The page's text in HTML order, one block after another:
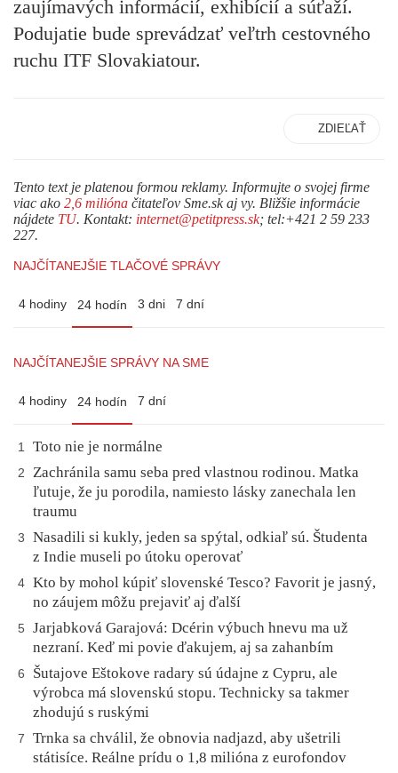
zaujímavých informácií, exhibícií a súťaží.
Podujatie bude sprevádzať veľtrh cestovného
ruchu ITF Slovakiatour.
ZDIEĽAŤ
Tento text je platenou formou reklamy. Informujte o svojej firme
viac ako 2,6 milióna čitateľov Sme.sk aj vy. Bližšie informácie
nájdete TU. Kontakt: internet@petitpress.sk; tel:+421 2 59 233
227.
NAJČÍTANEJŠIE TLAČOVÉ SPRÁVY
4 hodiny 24 hodín 3 dni 7 dní
NAJČÍTANEJŠIE SPRÁVY NA SME
4 hodiny 24 hodín 7 dní
1 Toto nie je normálne
2
Zachránila samu seba pred vlastnou rodinou. Matka
ľutuje, že ju porodila, namiesto lásky zanechala len
traumu
3
Nasadili si kukly, jeden sa spýtal, odkiaľ sú. Študenta
z Indie museli po útoku operovať
4 Kto by mohol kúpiť slovenské Tesco? Favorit je jasný,
no záujem môžu prejaviť aj ďalší
5
Jarjabková Garajová: Dcérin výbuch hnevu ma už
nezraní. Keď mi povie ďakujem, aj sa zahanbím
6
Šutajove Eštokove radary sú údajne z Cypru, ale
výrobca má slovenskú stopu. Technicky sa takmer
zhodujú s ruskými
7
Trnka sa chválil, že obnovia nadjazd, aby ušetrili
státisíce. Reálne prídu o 1,8 milióna z eurofondov